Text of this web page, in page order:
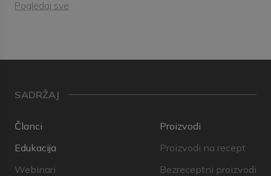
Pogledaj sve
SADRŽAJ
Članci
Edukacija
Webinari
Proizvodi
Proizvodi na recept
Bezreceptni proizvodi